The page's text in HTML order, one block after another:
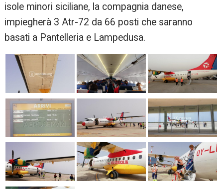
isole minori siciliane, la compagnia danese,
impiegherà 3 Atr-72 da 66 posti che saranno
basati a Pantelleria e Lampedusa.